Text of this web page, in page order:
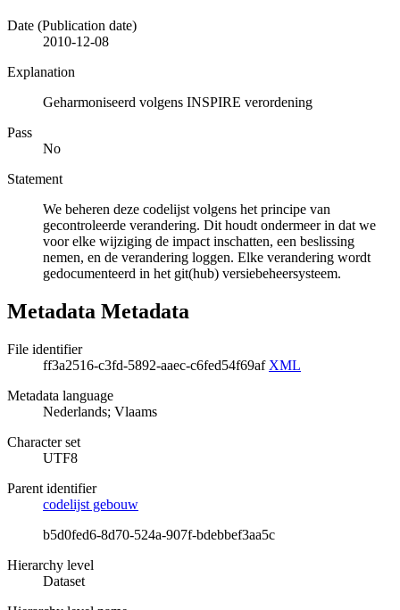
Date (Publication date)
2010-12-08
Explanation
Geharmoniseerd volgens INSPIRE verordening
Pass
No
Statement
We beheren deze codelijst volgens het principe van
gecontroleerde verandering. Dit houdt ondermeer in dat we
voor elke wijziging de impact inschatten, een beslissing
nemen, en de verandering loggen. Elke verandering wordt
gedocumenteerd in het git(hub) versiebeheersysteem.
Metadata Metadata
File identifier
ff3a2516-c3fd-5892-aaec-c6fed54f69af XML
Metadata language
Nederlands; Vlaams
Character set
UTF8
Parent identifier
codelijst gebouw
b5d0fed6-8d70-524a-907f-bdebbef3aa5c
Hierarchy level
Dataset